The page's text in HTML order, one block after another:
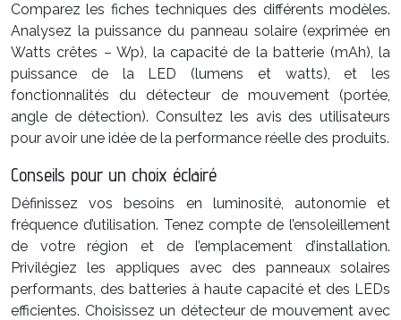
Comparez les fiches techniques des différents modèles.
Analysez la puissance du panneau solaire (exprimée en
Watts crêtes – Wp), la capacité de la batterie (mAh), la
puissance de la LED (lumens et watts), et les
fonctionnalités du détecteur de mouvement (portée,
angle de détection). Consultez les avis des utilisateurs
pour avoir une idée de la performance réelle des produits.
Conseils pour un choix éclairé
Définissez vos besoins en luminosité, autonomie et
fréquence d’utilisation. Tenez compte de l’ensoleillement
de votre région et de l’emplacement d’installation.
Privilégiez les appliques avec des panneaux solaires
performants, des batteries à haute capacité et des LEDs
efficientes. Choisissez un détecteur de mouvement avec